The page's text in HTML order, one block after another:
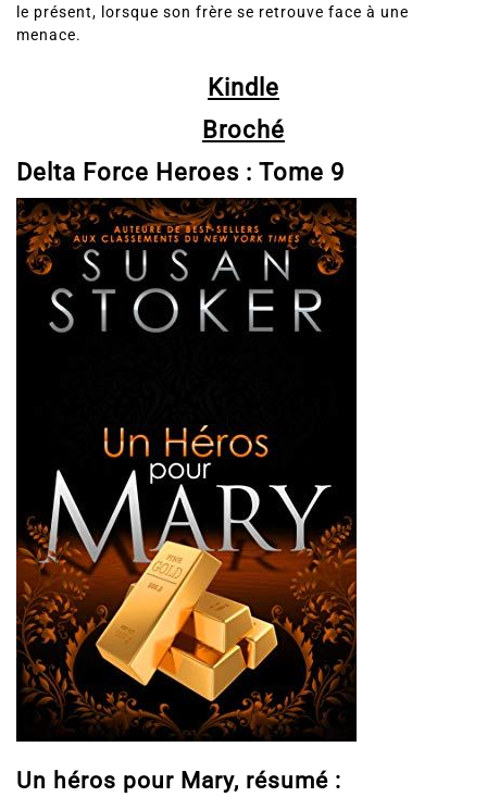
menace.
Kindle
Broché
Delta Force Heroes : Tome 9
Un héros pour Mary, résumé :